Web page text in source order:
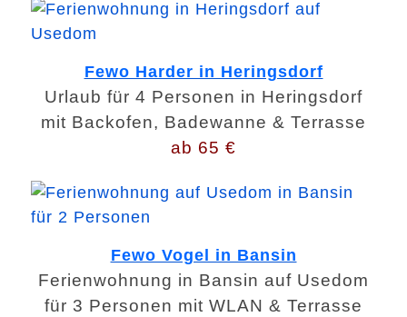
Fewo Harder in Heringsdorf
Urlaub für 4 Personen in Heringsdorf
mit Backofen, Badewanne & Terrasse
ab 65 €
Fewo Vogel in Bansin
Ferienwohnung in Bansin auf Usedom
für 3 Personen mit WLAN & Terrasse